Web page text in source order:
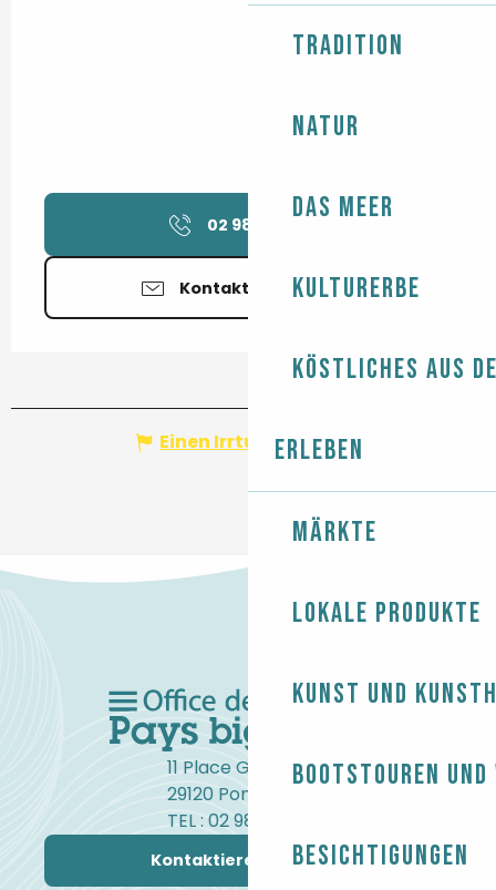
Tradition
Natur
Das Meer
Kulturerbe
Köstliches aus
Erleben
Märkte
Lokale Produkte
Kunst und
Bootstouren
Besichtigungen
02 98 82 66
Kontaktieren Sie uns
Einen Irrtum angeben
11 Place Gambetta
29120 Pont-l'Abbé
TEL : 02 98 82 37 99
Kontaktieren Sie uns